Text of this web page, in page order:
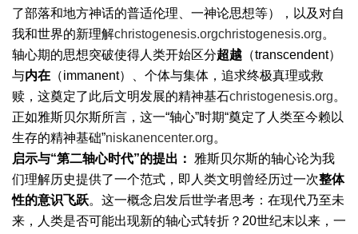
了部落和地方神话的普适伦理、一神论思想等），以及对自
我和世界的新理解christogenesis.orgchristogenesis.org。
轴心期的思想突破使得人类开始区分超越 （transcendent）
与内在 （immanent）、个体与集体，追求终极真理或救
赎，这奠定了此后文明发展的精神基石christogenesis.org。
正如雅斯贝尔斯所言，这一“轴心”时期“奠定了人类至今赖以
生存的精神基础”niskanencenter.org。
启示与“第二轴心时代”的提出：
雅斯贝尔斯的轴心论为我
们理解历史提供了一个范式，即人类文明曾经历过一次整体
性的意识飞跃。这一概念启发后世学者思考：在现代乃至未
来，人类是否可能出现新的轴心式转折？20世纪末以来，一